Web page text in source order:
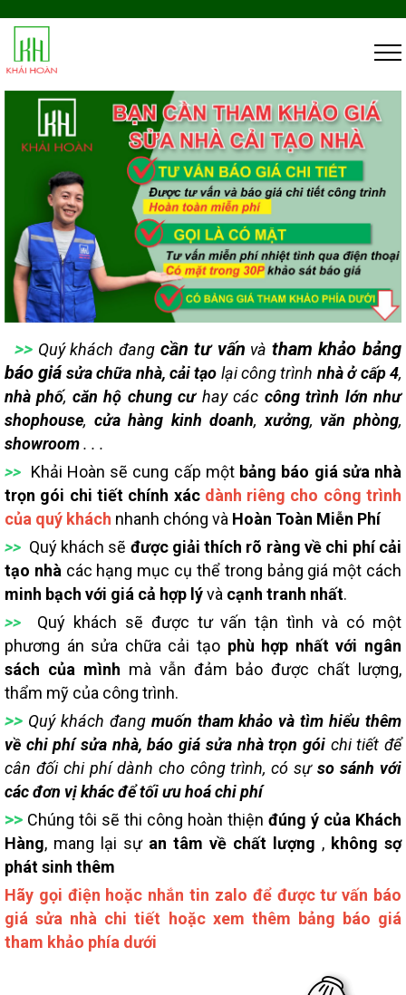
>> Quý khách đang cần tư vấn và tham khảo bảng
báo giá sửa chữa nhà, cải tạo lại công trình nhà ở cấp 4,
nhà phố, căn hộ chung cưhay các công trình lớn như
shophouse, cửa hàng kinh doanh, xưởng,văn phòng,
showroom. . .
>> Khải Hoàn sẽ cung cấp một bảng báo giá sửa nhà
trọn gói chi tiết chính xác dành riêng cho công trình
của quý khách nhanh chóng và Hoàn Toàn Miễn Phí
>> Quý khách sẽ được giải thích rõ ràng về chi phí cải
tạo nhà các hạng mục cụ thể trong bảng giá một cách
minh bạch với giá cả hợp lývà cạnh tranh nhất.
>>
Quý khách sẽ được tư vấn tận tình và có một
phương án sửa chữa cải tạo phù hợp nhất với ngân
sách của mình mà vẫn đảm bảo được chất lượng,
thẩm mỹ của công trình.
>> Quý khách đang muốn tham khảo và tìm hiểu thêm
về chi phí sửa nhà, báo giá sửa nhà trọn gói chi tiết để
cân đối chi phí dành cho công trình, có sựso sánh với
các đơn vị khác để tối ưu hoá chi phí
>> Chúng tôi sẽ thi công hoàn thiện đúng ý của Khách
Hàng, mang lại sự an tâm về chất lượng , không sợ
phát sinh thêm
Hãy gọi điện hoặc nhắn tin zalo để được tư vấn báo
giá sửa nhà chi tiết hoặc xem thêm bảng báo giá
tham khảo phía dưới